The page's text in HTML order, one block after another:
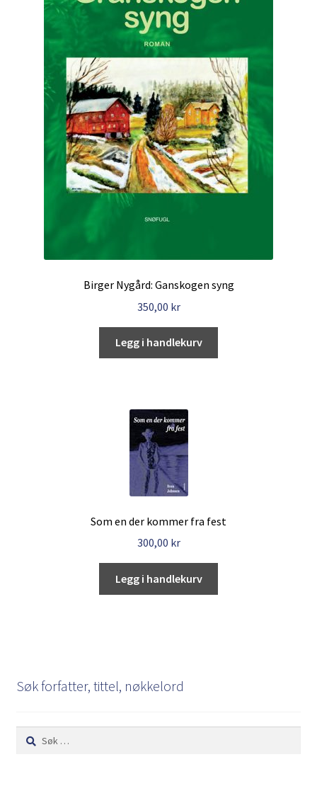
Birger Nygård: Ganskogen syng
350,00 kr
Legg i handlekurv
Som en der kommer fra fest
300,00 kr
Legg i handlekurv
Søk forfatter, tittel, nøkkelord
Søk
etter: